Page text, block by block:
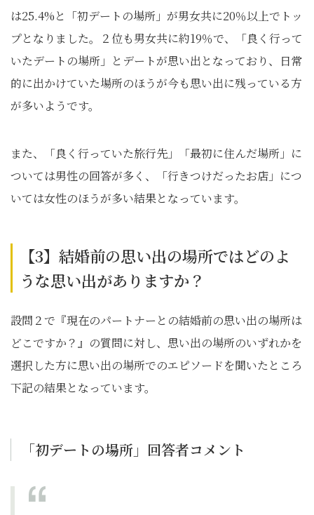
は25.4%と「初デートの場所」が男女共に20％以上でトッ
プとなりました。２位も男女共に約19％で、「良く行って
いたデートの場所」とデートが思い出となっており、日常
的に出かけていた場所のほうが今も思い出に残っている方
が多いようです。
また、「良く行っていた旅行先」「最初に住んだ場所」に
ついては男性の回答が多く、「行きつけだったお店」につ
いては女性のほうが多い結果となっています。
【3】結婚前の思い出の場所ではどのよ
うな思い出がありますか？
設問２で『現在のパートナーとの結婚前の思い出の場所は
どこですか？』の質問に対し、思い出の場所のいずれかを
選択した方に思い出の場所でのエピソードを聞いたところ
下記の結果となっています。
「初デートの場所」回答者コメント